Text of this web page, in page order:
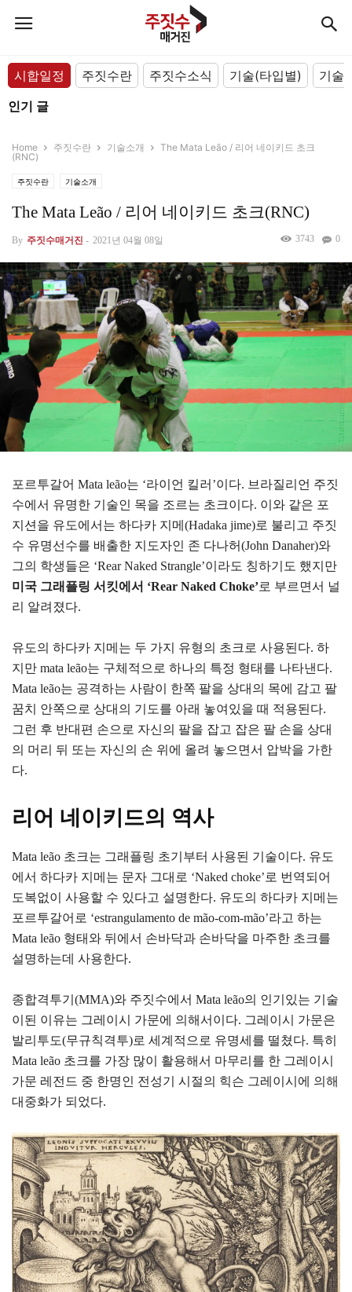
시합일정 주짓수란 주짓수소식 기술(타입별)
기술
인기 글
Home 주짓수란 기술소개
The Mata Leão / 리어 네이키드 초크
(RNC)
주짓수란 기술소개
The Mata Leão / 리어 네이키드 초크(RNC)
By 주짓수매거진 - 2021년 04월 08일 0
3743
포르투갈어 Mata leão는 ‘라이언 킬러’이다. 브라질리언 주짓
수에서 유명한 기술인 목을 조르는 초크이다. 이와 같은 포
지션을 유도에서는 하다카 지메(Hadaka jime)로 불리고 주짓
수 유명선수를 배출한 지도자인 존 다나허(John Danaher)와
그의 학생들은 ‘Rear Naked Strangle’이라도 칭하기도 했지만
미국 그래플링 서킷에서 ‘Rear Naked Choke’로 부르면서 널
리 알려졌다.
유도의 하다카 지메는 두 가지 유형의 초크로 사용된다. 하
지만 mata leão는 구체적으로 하나의 특정 형태를 나타낸다.
Mata leão는 공격하는 사람이 한쪽 팔을 상대의 목에 감고 팔
꿈치 안쪽으로 상대의 기도를 아래 놓여있을 때 적용된다.
그런 후 반대편 손으로 자신의 팔을 잡고 잡은 팔 손을 상대
의 머리 뒤 또는 자신의 손 위에 올려 놓으면서 압박을 가한
다.
리어 네이키드의 역사
Mata leão 초크는 그래플링 초기부터 사용된 기술이다. 유도
에서 하다카 지메는 문자 그대로 ‘Naked choke’로 번역되어
도복없이 사용할 수 있다고 설명한다. 유도의 하다카 지메는
포르투갈어로 ‘estrangulamento de mão-com-mão’라고 하는
Mata leão 형태와 뒤에서 손바닥과 손바닥을 마주한 초크를
설명하는데 사용한다.
종합격투기(MMA)와 주짓수에서 Mata leão의 인기있는 기술
이된 이유는 그레이시 가문에 의해서이다. 그레이시 가문은
발리투도(무규칙격투)로 세계적으로 유명세를 떨쳤다. 특히
Mata leão 초크를 가장 많이 활용해서 마무리를 한 그레이시
가문 레전드 중 한명인 전성기 시절의 힉슨 그레이시에 의해
대중화가 되었다.